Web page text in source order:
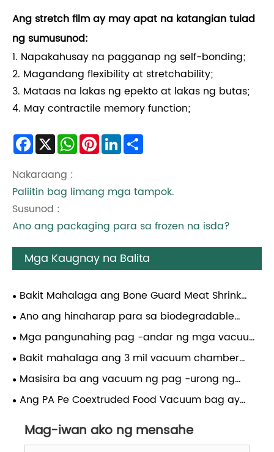
Ang stretch film ay may apat na katangian tulad
ng sumusunod:
1. Napakahusay na pagganap ng self-bonding;
2. Magandang flexibility at stretchability;
3. Mataas na lakas ng epekto at lakas ng butas;
4. May contractile memory function;
Facebook
X WhatsApp
PinterestLinkedIn
Nakaraang :
Paliitin bag limang mga tampok.
Susunod :
Ano ang packaging para sa frozen na isda?
Mga Kaugnay na Balita
Bakit Mahalaga ang Bone Guard Meat Shrink
Bags para sa Pagprotekta sa Mga Premium Meat
Products at Pag-maximize ng Shelf Life
Ano ang hinaharap para sa biodegradable
thermoforming films
Mga pangunahing pag -andar ng mga vacuum
bag
Bakit mahalaga ang 3 mil vacuum chamber
pouches para sa pagpapanatili ng pagkain?
Masisira ba ang vacuum ng pag -urong ng
vacuum ng pagkain?
Ang PA Pe Coextruded Food Vacuum bag ay
Mag-iwan ako ng mensahe